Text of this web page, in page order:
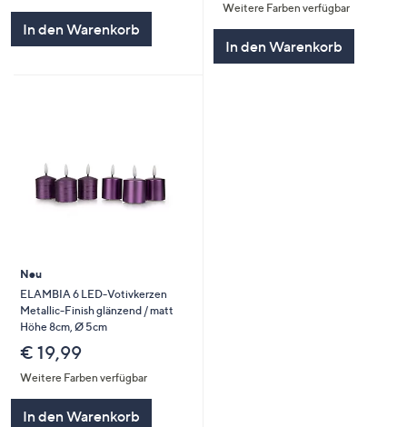
In den Warenkorb
Weitere Farben verfügbar
In den Warenkorb
Neu
ELAMBIA 6 LED-Votivkerzen
Metallic-Finish glänzend / matt
Höhe 8cm, Ø 5cm
€ 19,99
Weitere Farben verfügbar
In den Warenkorb